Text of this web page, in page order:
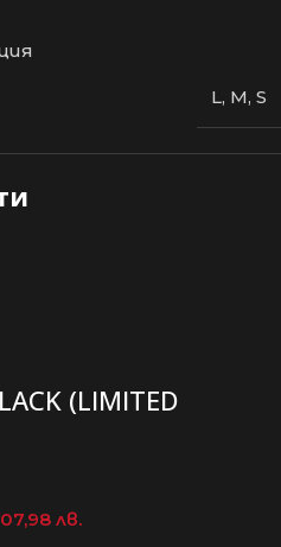
L, M, S
(LIMITED
лв.